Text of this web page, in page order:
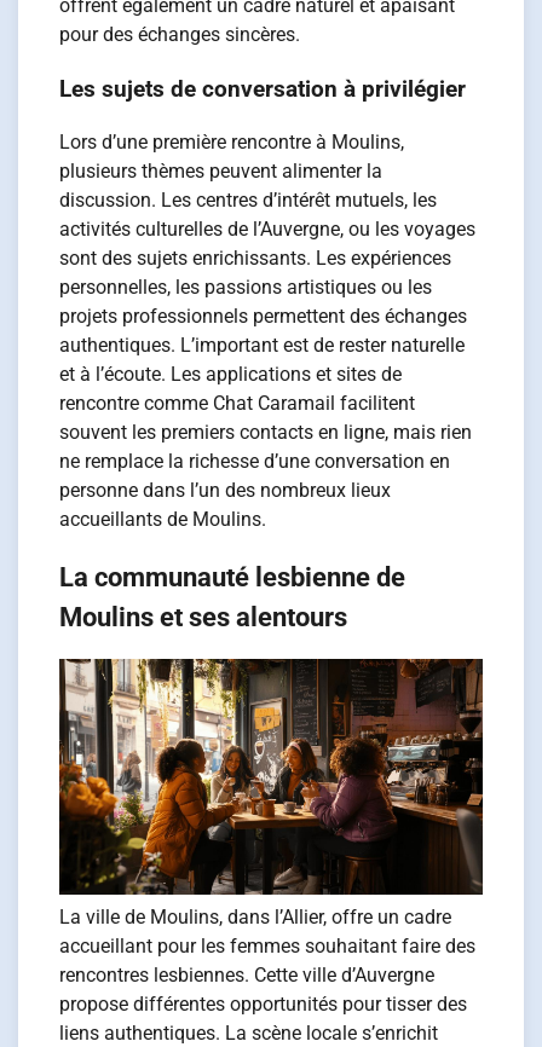
offrent également un cadre naturel et apaisant
pour des échanges sincères.
Les sujets de conversation à privilégier
Lors d’une première rencontre à Moulins,
plusieurs thèmes peuvent alimenter la
discussion. Les centres d’intérêt mutuels, les
activités culturelles de l’Auvergne, ou les voyages
sont des sujets enrichissants. Les expériences
personnelles, les passions artistiques ou les
projets professionnels permettent des échanges
authentiques. L’important est de rester naturelle
et à l’écoute. Les applications et sites de
rencontre comme Chat Caramail facilitent
souvent les premiers contacts en ligne, mais rien
ne remplace la richesse d’une conversation en
personne dans l’un des nombreux lieux
accueillants de Moulins.
La communauté lesbienne de
Moulins et ses alentours
La ville de Moulins, dans l’Allier, offre un cadre
accueillant pour les femmes souhaitant faire des
rencontres lesbiennes. Cette ville d’Auvergne
propose différentes opportunités pour tisser des
liens authentiques. La scène locale s’enrichit